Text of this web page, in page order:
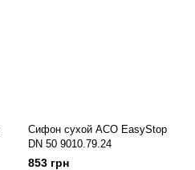
Сифон сухой ACO EasyStop
DN 50 9010.79.24
853 грн